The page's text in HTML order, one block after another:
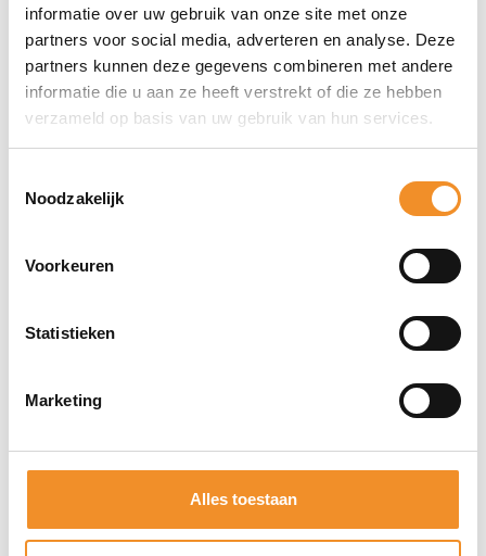
informatie over uw gebruik van onze site met onze
partners voor social media, adverteren en analyse. Deze
partners kunnen deze gegevens combineren met andere
informatie die u aan ze heeft verstrekt of die ze hebben
verzameld op basis van uw gebruik van hun services.
Noodzakelijk
Voorkeuren
Statistieken
Marketing
Alles toestaan
Op werkdagen vóór 15u besteld, vandaag verzonden!